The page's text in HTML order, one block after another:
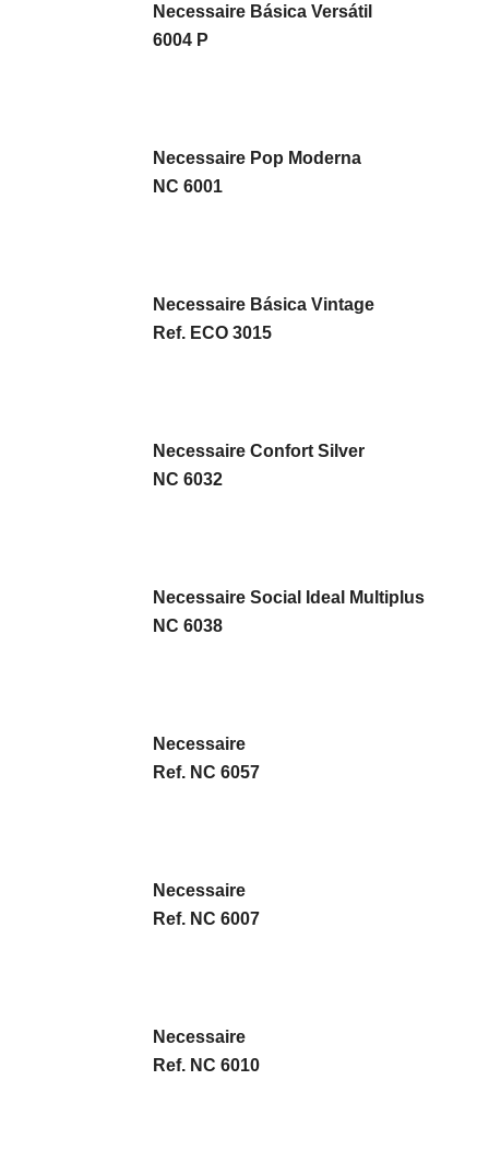
Necessaire Básica Versátil
6004 P
Necessaire Pop Moderna
NC 6001
Necessaire Básica Vintage
Ref. ECO 3015
Necessaire Confort Silver
NC 6032
Necessaire Social Ideal Multiplus
NC 6038
Necessaire
Ref. NC 6057
Necessaire
Ref. NC 6007
Necessaire
Ref. NC 6010